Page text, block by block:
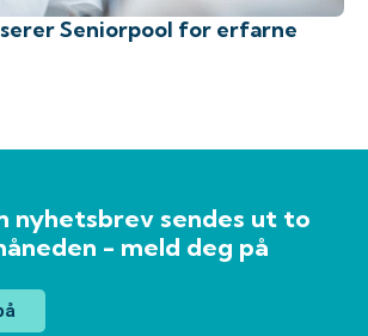
Seniorpool for erfarne
nyhetsbrev sendes ut to
- meld deg på